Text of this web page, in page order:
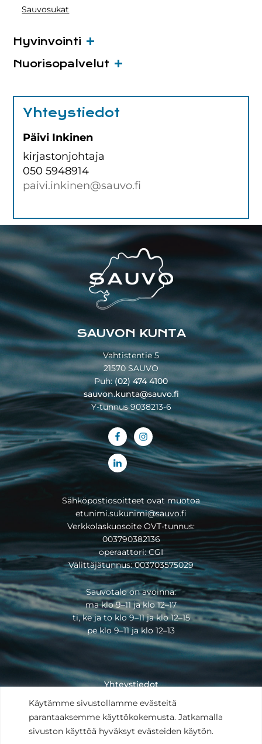
Käytämme sivustollamme evästeitä
parantaaksemme käyttökokemusta. Jatkamalla
sivuston käyttöä hyväksyt evästeiden käytön.
Sauvosukat
Hyvinvointi
Nuorisopalvelut
Yhteystiedot
Päivi Inkinen
kirjastonjohtaja
050 5948914
paivi.inkinen@sauvo.fi
Footer
SAUVON KUNTA
Vahtistentie 5
21570 SAUVO
Puh:(02) 474 4100
sauvon.kunta@sauvo.fi
Y-tunnus 9038213-6
Sähköpostiosoitteet ovat muotoa
etunimi.sukunimi@sauvo.fi
Verkkolaskuosoite OVT-tunnus:
003790382136
operaattori: CGI
Välittäjätunnus: 003703575029
Sauvotalo on avoinna:
ma klo 9–11 ja klo 12–17
ti, ke ja to klo 9–11 ja klo 12–15
pe klo 9–11 ja klo 12–13
Yhteystiedot
Saavutettavuusseloste
Anna palautetta